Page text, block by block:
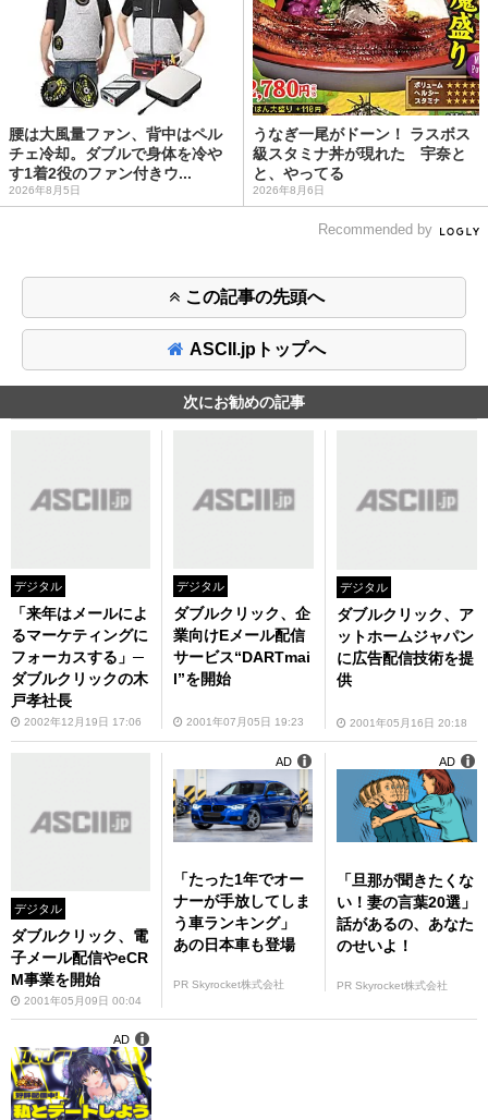
腰は大風量ファン、背中はペル
チェ冷却。ダブルで身体を冷や
す1着2役のファン付きウ...
2026年8月5日
うなぎ一尾がドーン！ ラスボス
級スタミナ丼が現れた 宇奈と
と、やってる
2026年8月6日
Recommended by
この記事の先頭へ
ASCII.jpトップへ
次にお勧めの記事
デジタル
「来年はメールによ
るマーケティングに
フォーカスする」─
ダブルクリックの木
戸孝社長
2002年12月19日 17:06
デジタル
ダブルクリック、企
業向けEメール配信
サービス“DARTmai
l”を開始
2001年07月05日 19:23
デジタル
ダブルクリック、ア
ットホームジャパン
に広告配信技術を提
供
2001年05月16日 20:18
デジタル
ダブルクリック、電
子メール配信やeCR
M事業を開始
2001年05月09日 00:04
「たった1年でオー
ナーが手放してしま
う車ランキング」
あの日本車も登場
PR Skyrocket株式会社
AD
「旦那が聞きたくな
い！妻の言葉20選」
話があるの、あなた
のせいよ！
PR Skyrocket株式会社
AD
AD